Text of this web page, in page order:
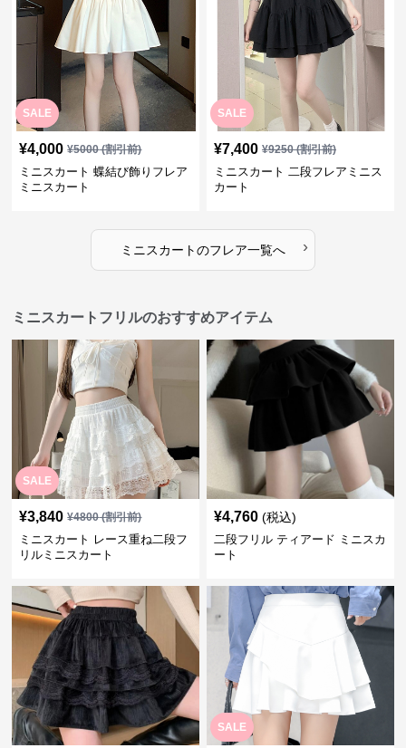
SALE
¥4,000 ¥5000(割引前)
ミニスカート 蝶結び飾りフレア
ミニスカート
SALE
¥7,400 ¥9250(割引前)
ミニスカート 二段フレアミニス
カート
ミニスカートのフレア一覧へ ›
ミニスカートフリルのおすすめアイテム
SALE
¥3,840 ¥4800(割引前)
ミニスカート レース重ね二段フ
リルミニスカート
¥4,760 (税込)
二段フリル ティアード ミニスカ
ート
SALE